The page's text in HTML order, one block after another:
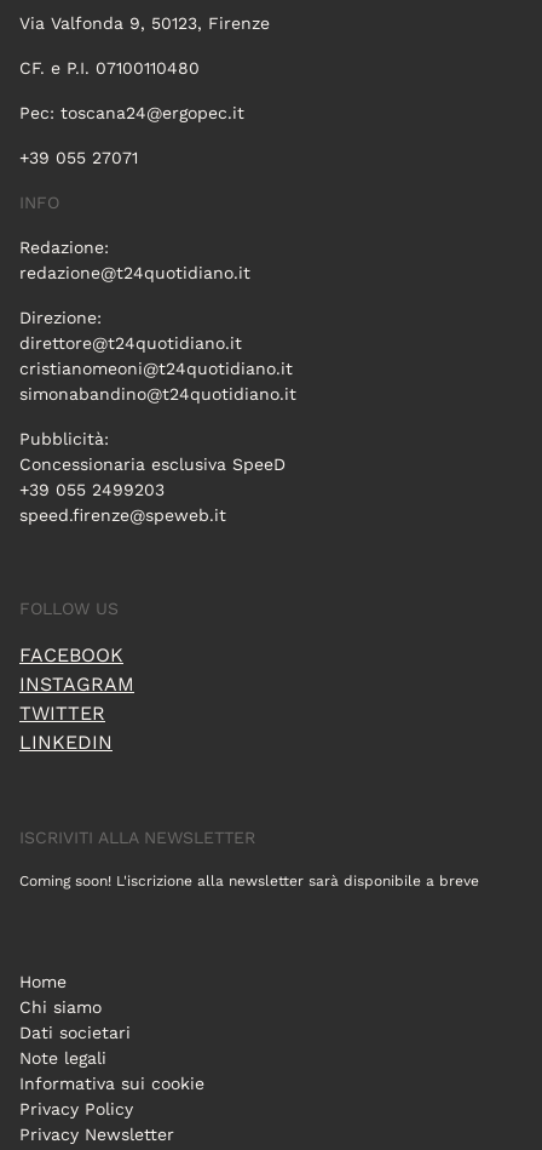
Via Valfonda 9, 50123, Firenze
CF. e P.I. 07100110480
Pec: toscana24@ergopec.it
+39 055 27071
INFO
Redazione:
redazione@t24quotidiano.it
Direzione:
direttore@t24quotidiano.it
cristianomeoni@t24quotidiano.it
simonabandino@t24quotidiano.it
Pubblicità:
Concessionaria esclusiva SpeeD
+39 055 2499203
speed.firenze@speweb.it
FOLLOW US
FACEBOOK
INSTAGRAM
TWITTER
LINKEDIN
ISCRIVITI ALLA NEWSLETTER
Coming soon! L'iscrizione alla newsletter sarà disponibile a breve
Home
Chi siamo
Dati societari
Note legali
Informativa sui cookie
Privacy Policy
Privacy Newsletter